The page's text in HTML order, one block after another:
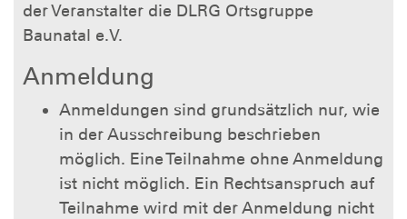
der Veranstalter die DLRG Ortsgruppe
Baunatal e.V.
Anmeldung
Anmeldungen sind grundsätzlich nur, wie
in der Ausschreibung beschrieben
möglich. Eine Teilnahme ohne Anmeldung
ist nicht möglich. Ein Rechtsanspruch auf
Teilnahme wird mit der Anmeldung nicht